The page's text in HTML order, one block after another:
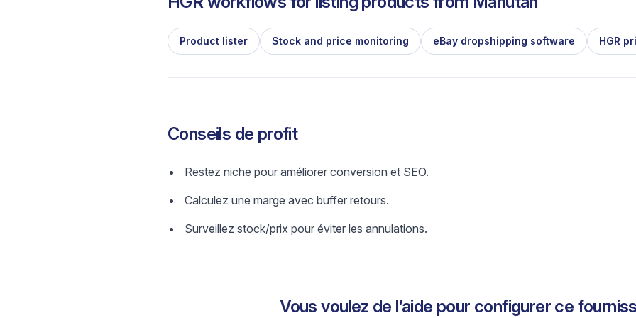
Product lister Stock and price monitoring eBay dropshipping software HGR
Conseils de profit
Restez niche pour améliorer conversion et SEO.
Calculez une marge avec buffer retours.
Surveillez stock/prix pour éviter les annulations.
Vous voulez de l’aide pour configurer ce